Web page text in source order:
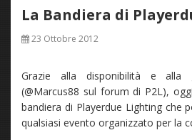
La Bandiera di
23 Ottobre 2012
Grazie alla disponibilità e alla
(@Marcus88 sul forum di P2L),
bandiera di Playerdue Lighting che
qualsiasi evento organizzato per la